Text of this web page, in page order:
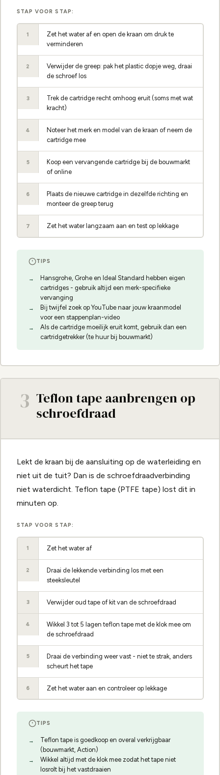
STAP VOOR STAP:
1
Zet het water af en open de kraan om druk te
verminderen
2
Verwijder de greep: pak het plastic dopje weg, draai
de schroef los
3
Trek de cartridge recht omhoog eruit (soms met wat
kracht)
4
Noteer het merk en model van de kraan of neem de
cartridge mee
5
Koop een vervangende cartridge bij de bouwmarkt
of online
6
Plaats de nieuwe cartridge in dezelfde richting en
monteer de greep terug
7 Zet het water langzaam aan en test op lekkage
TIPS
Hansgrohe, Grohe en Ideal Standard hebben eigen
cartridges - gebruik altijd een merk-specifieke
vervanging
Bij twijfel zoek op YouTube naar jouw kraanmodel
voor een stappenplan-video
Als de cartridge moeilijk eruit komt, gebruik dan een
cartridgetrekker (te huur bij bouwmarkt)
3 Teflon tape aanbrengen op
schroefdraad
Lekt de kraan bij de aansluiting op de waterleiding en
niet uit de tuit? Dan is de schroefdraadverbinding
niet waterdicht. Teflon tape (PTFE tape) lost dit in
minuten op.
STAP VOOR STAP:
1 Zet het water af
2
Draai de lekkende verbinding los met een
steeksleutel
3 Verwijder oud tape of kit van de schroefdraad
4
Wikkel 3 tot 5 lagen teflon tape met de klok mee om
de schroefdraad
5
Draai de verbinding weer vast - niet te strak, anders
scheurt het tape
6 Zet het water aan en controleer op lekkage
TIPS
Teflon tape is goedkoop en overal verkrijgbaar
(bouwmarkt, Action)
Wikkel altijd met de klok mee zodat het tape niet
losrolt bij het vastdraaien